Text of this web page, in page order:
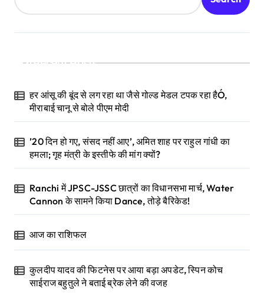
Recent Posts
हर आंसू की बूंद से लग रहा था जैसे गोल्ड मेडल टपक रहा हैÓ,
मीराबाई चानू से बोले पीएम मोदी
’20 दिन हो गए, संसद नहीं आए’, अमित शाह पर राहुल गांधी का
हमला; गृह मंत्री के इस्तीफे की मांग क्यों?
Ranchi में JPSC-JSSC छात्रों का विधानसभा मार्च, Water
Cannon के सामने किया Dance, तोड़े बैरिकेड!
आज का राशिफल
कुलदीप यादव की फिटनेस पर आया बड़ा अपडेट, स्पिन कोच
साईराज बहुतुले ने बताई ब्रेक लेने की वजह